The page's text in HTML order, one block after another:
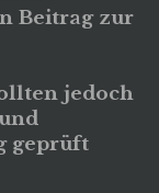
Beitrag zur
jedoch
geprüft